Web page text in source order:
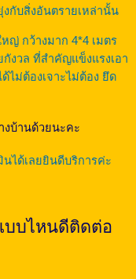
งกับสิ่งอันตรายเหล่านั้น
ญ่ กว้างมาก 4*4 เมตร
งวล ที่สำคัญแข็งแรงเอา
ไม่ต้องเจาะไม่ต้อง ยึด
งบ้านด้วยนะคะ
ได้เลยยินดีบริการค่ะ
บบไหนดีติดต่อ